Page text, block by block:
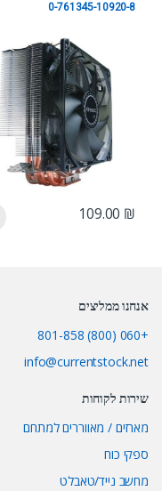
0-761345-10920-8
109.00 ₪
אנחנו ממליצים
+060 (800) 801-858
info@currentstock.net
שירות לקוחות
מארזים / מאווררים למתחם
ספקי כוח
מחשב נייד/טאבלט